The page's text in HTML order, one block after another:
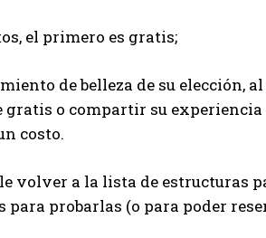
el primero es gratis;
de belleza de su elección,
o compartir su
costo.
volver a la lista de estructuras
para probarlas (o para poder